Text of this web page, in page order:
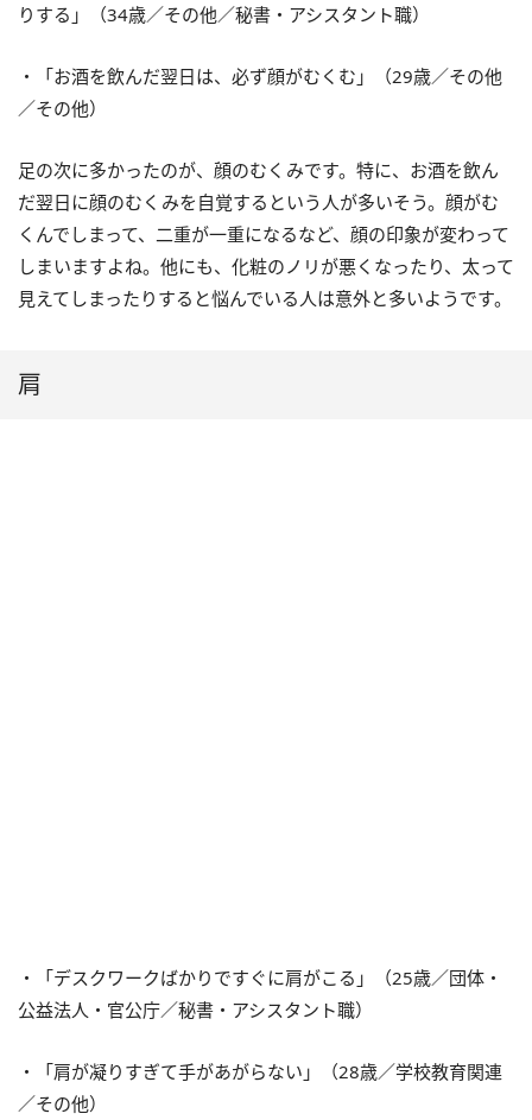
りする」（34歳／その他／秘書・アシスタント職）
・「お酒を飲んだ翌日は、必ず顔がむくむ」（29歳／その他
／その他）
足の次に多かったのが、顔のむくみです。特に、お酒を飲ん
だ翌日に顔のむくみを自覚するという人が多いそう。顔がむ
くんでしまって、二重が一重になるなど、顔の印象が変わって
しまいますよね。他にも、化粧のノリが悪くなったり、太って
見えてしまったりすると悩んでいる人は意外と多いようです。
肩
・「デスクワークばかりですぐに肩がこる」（25歳／団体・
公益法人・官公庁／秘書・アシスタント職）
・「肩が凝りすぎて手があがらない」（28歳／学校教育関連
／その他）